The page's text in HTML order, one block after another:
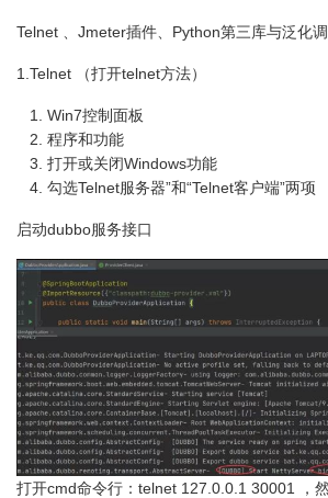
Telnet 、Jmeter插件、Python第三库与泛化
1.Telnet （打开telnet方法）
Win7控制面板
程序和功能
打开或关闭Windows功能
勾选Telnet服务器”和“Telnet客户端”两项
启动dubbo服务接口
打开cmd命令行：telnet 127.0.0.1 30001 ，